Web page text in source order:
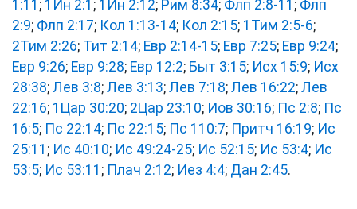
1:11 ; 1Ин 2:1 ; 1Ин 2:12; Рим 8:34; Флп 2:8-11 ; Флп
2:9; Флп 2:17; Кол 1:13-14; Кол 2:15; 1Тим 2:5-6;
2Тим 2:26; Тит 2:14; Евр 2:14-15; Евр 7:25; Евр 9:24;
Евр 9:26; Евр 9:28; Евр 12:2; Быт 3:15; Исх 15:9; Исх
28:38; Лев 3:8; Лев 3:13; Лев 7:18; Лев 16:22; Лев
22:16; 1Цар 30:20; 2Цар 23:10; Иов 30:16; Пс 2:8; Пс
16:5; Пс 22:14; Пс 22:15; Пс 110:7; Притч 16:19; Ис
25:11 ; Ис 40:10; Ис 49:24-25; Ис 52:15; Ис 53:4; Ис
53:5; Ис 53:11 ; Плач 2:12; Иез 4:4; Дан 2:45.